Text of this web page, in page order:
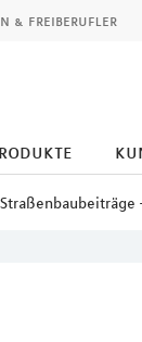
& freiberufler